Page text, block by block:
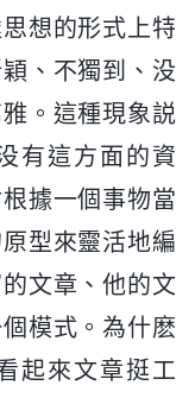
想的形式上特
、不獨到、没
。這種現象説
有這方面的資
據一個事物當
型來靈活地編
文章、他的文
模式。為什麽
起來文章挺工